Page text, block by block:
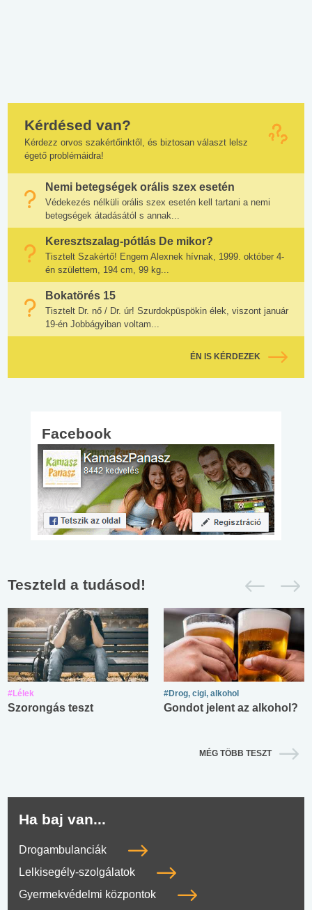
Kérdésed van?
Kérdezz orvos szakértőinktől, és biztosan választ lelsz
égető problémáidra!
Nemi betegségek orális szex esetén
Védekezés nélküli orális szex esetén kell tartani a nemi
betegségek átadásától s annak...
Keresztszalag-pótlás De mikor?
Tisztelt Szakértő! Engem Alexnek hívnak, 1999. október 4-
én születtem, 194 cm, 99 kg...
Bokatörés 15
Tisztelt Dr. nő / Dr. úr! Szurdokpüspökin élek, viszont január
19-én Jobbágyiban voltam...
ÉN IS KÉRDEZEK
Facebook
Teszteld a tudásod!
#Lélek
Szorongás teszt
#Drog, cigi, alkohol
Gondot jelent az alkohol?
MÉG TÖBB TESZT
Ha baj van...
Drogambulanciák
Lelkisegély-szolgálatok
Gyermekvédelmi központok